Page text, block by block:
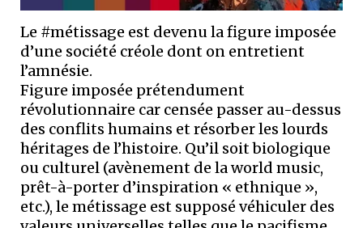
Le #métissage est devenu la figure imposée
d’une société créole dont on entretient
l’amnésie.
Figure imposée prétendument
révolutionnaire car censée passer au-dessus
des conflits humains et résorber les lourds
héritages de l’histoire. Qu’il soit biologique
ou culturel (avènement de la world music,
prêt-à-porter d’inspiration « ethnique »,
etc.), le métissage est supposé véhiculer des